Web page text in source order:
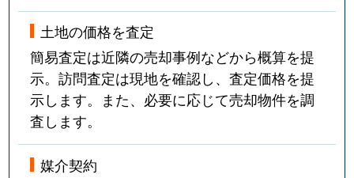
土地の価格を査定
簡易査定は近隣の売却事例などから概算を提
示。訪問査定は現地を確認し、査定価格を提
示します。また、必要に応じて売却物件を調
査します。
媒介契約